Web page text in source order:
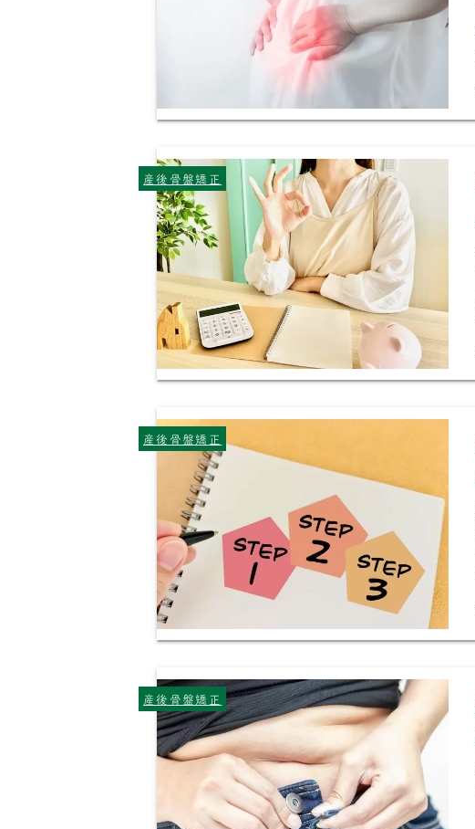
産後骨盤矯正
産後骨盤矯正
産後骨盤矯正